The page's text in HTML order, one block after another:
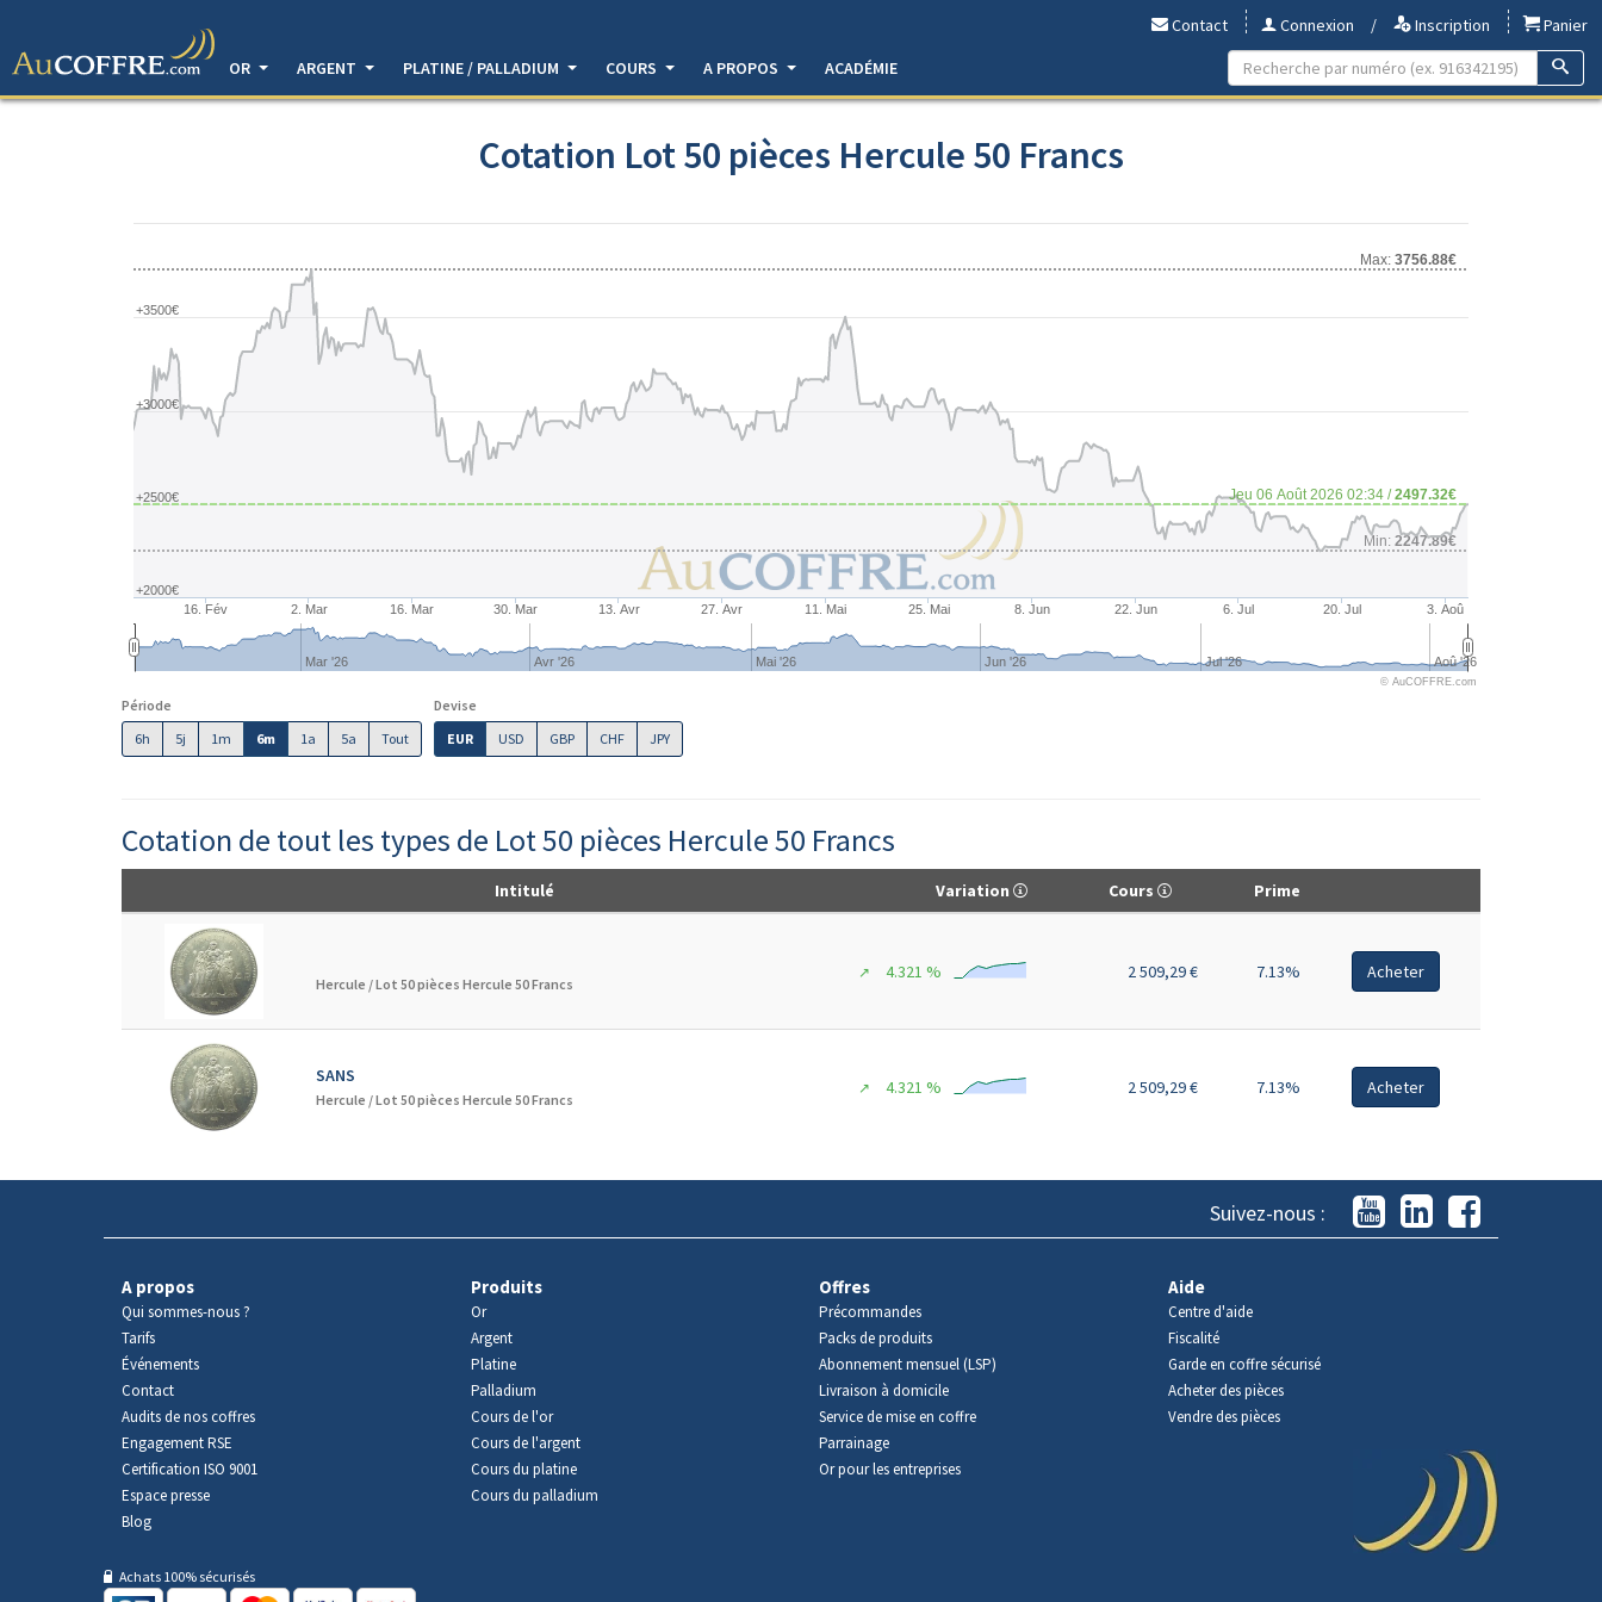
Contact Connexion / Inscription
Panier
OR
ARGENT PLATINE / PALLADIUM COURS A PROPOS ACADÉMIE
Cotation Lot 50 pièces Hercule 50 Francs
Min: 2247.89€
Max: 3756.88€
Jeu 06 Août 2026 02:34 /2497.32€
16. Fév 2. Mar 16. Mar 30. Mar 13. Avr 27. Avr 11. Mai 25. Mai 8. Jun 22. Jun 6. Jul 20. Jul 3. Aoû
Mar '26 Avr '26 Mai '26 Jun '26 Jul '26 Aoû '26
+2000€
+2500€
+3000€
+3500€
© AuCOFFRE.com
Période
6h
5j 1m 6m 1a 5a Tout
Devise
EUR
USD GBP CHF JPY
Cotation de tout les types de Lot 50 pièces Hercule 50 Francs
Intitulé Variation Cours Prime
Hercule /Lot 50 pièces Hercule 50 Francs
↗ 4.321 % 2 509,29 € 7.13% Acheter
SANS
Hercule /Lot 50 pièces Hercule 50 Francs
↗ 4.321 % 2 509,29 € 7.13% Acheter
Suivez-nous :
A propos
Qui sommes-nous ?
Tarifs
Événements
Contact
Audits de nos coffres
Engagement RSE
Certification ISO 9001
Espace presse
Blog
Produits
Or
Argent
Platine
Palladium
Cours de l'or
Cours de l'argent
Cours du platine
Cours du palladium
Offres
Précommandes
Packs de produits
Abonnement mensuel (LSP)
Livraison à domicile
Service de mise en coffre
Parrainage
Or pour les entreprises
Aide
Centre d'aide
Fiscalité
Garde en coffre sécurisé
Acheter des pièces
Vendre des pièces
Achats 100% sécurisés